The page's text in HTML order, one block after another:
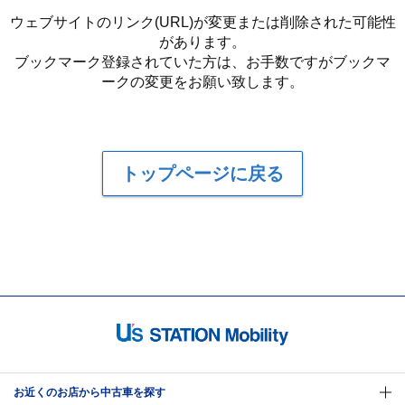
ウェブサイトのリンク(URL)が変更または削除された可能性
があります。
ブックマーク登録されていた方は、お手数ですがブックマ
ークの変更をお願い致します。
トップページに戻る
お近くのお店から中古車を探す